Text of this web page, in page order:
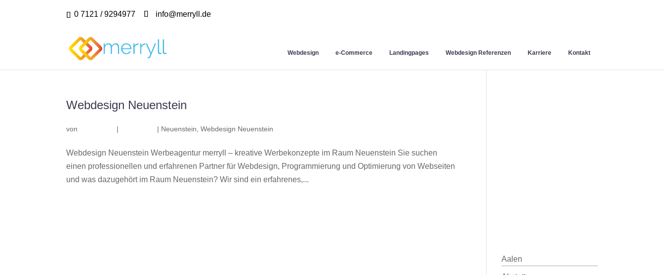
0 7121 / 9294977 info@merryll.de
Webdesign e-Commerce Landingpages Webdesign Referenzen Karriere Kontakt
Webdesign Neuenstein
von | | Neuenstein ,Webdesign Neuenstein
Webdesign Neuenstein Werbeagentur merryll – kreative Werbekonzepte im Raum Neuenstein Sie suchen
einen professionellen und erfahrenen Partner für Webdesign, Programmierung und Optimierung von Webseiten
und was dazugehört im Raum Neuenstein? Wir sind ein erfahrenes,...
Aalen